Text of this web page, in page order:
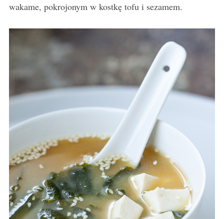
wakame, pokrojonym w kostkę tofu i sezamem.